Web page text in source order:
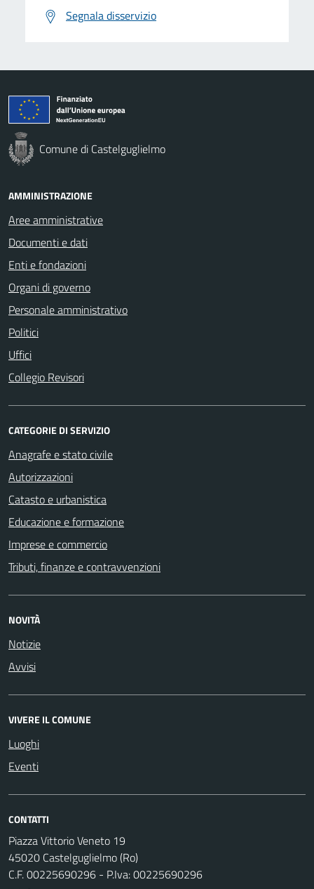
Segnala disservizio
Comune di Castelguglielmo
AMMINISTRAZIONE
Aree amministrative
Documenti e dati
Enti e fondazioni
Organi di governo
Personale amministrativo
Politici
Uffici
Collegio Revisori
CATEGORIE DI SERVIZIO
Anagrafe e stato civile
Autorizzazioni
Catasto e urbanistica
Educazione e formazione
Imprese e commercio
Tributi, finanze e contravvenzioni
NOVITÀ
Notizie
Avvisi
VIVERE IL COMUNE
Luoghi
Eventi
CONTATTI
Piazza Vittorio Veneto 19
45020 Castelguglielmo (Ro)
C.F. 00225690296 - P.Iva: 00225690296